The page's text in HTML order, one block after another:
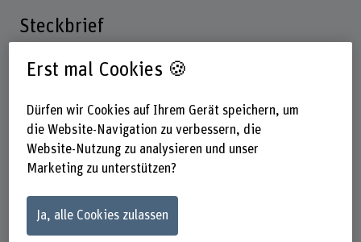
Steckbrief
Beteiligte Departemente
Hochschule der Künste Bern
Technik und Informatik
Institut(e)
Institut Materialität in Kunst und Kultur
Surface Technologies (ALPS)
Institut für Baustoffe und biobasierte Materialien IBBM
Erst mal Cookies 🍪
Dürfen wir Cookies auf Ihrem Gerät speichern, um
die Website-Navigation zu verbessern, die
Website-Nutzung zu analysieren und unser
Marketing zu unterstützen?
Ja, alle Cookies zulassen